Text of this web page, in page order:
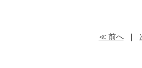
≪ 前へ｜